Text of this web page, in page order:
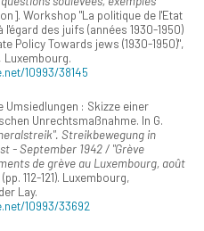
Workshop "La politique de l'Etat
des juifs (années 1930-1950)
Policy Towards jews (1930-1950)",
10993/38145
Umsiedlungen : Skizze einer
Unrechtsmaßnahme. In G.
Streikbewegung in
- September 1942 / "Grève
de grève au Luxembourg, août
(pp. 112-121). Luxembourg,
Lay.
10993/33692